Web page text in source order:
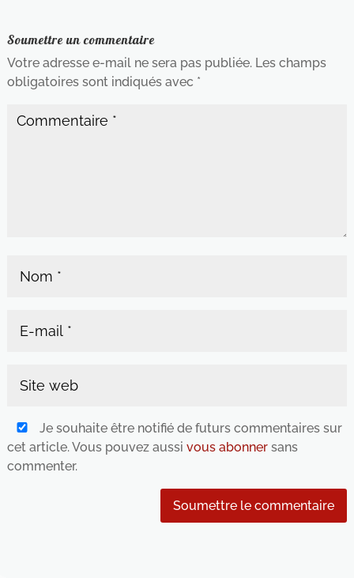
Soumettre un commentaire
Votre adresse e-mail ne sera pas publiée. Les champs
obligatoires sont indiqués avec *
Je souhaite être notifié de futurs commentaires sur
cet article. Vous pouvez aussi vous abonnersans
commenter.
Soumettre le commentaire